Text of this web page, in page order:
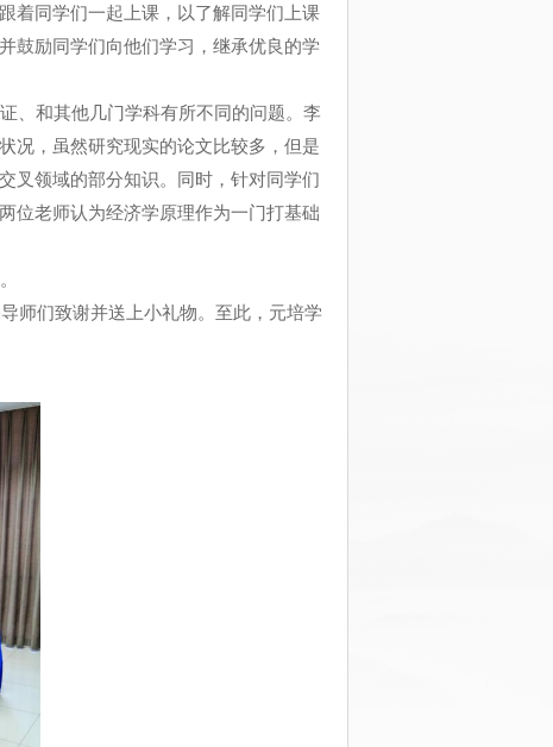
着同学们一起上课，以了解同学们上课
鼓励同学们向他们学习，继承优良的学
、和其他几门学科有所不同的问题。李
况，虽然研究现实的论文比较多，但是
叉领域的部分知识。同时，针对同学们
位老师认为经济学原理作为一门打基础
师们致谢并送上小礼物。至此，元培学